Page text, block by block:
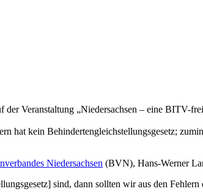
Veranstaltung „Niedersachsen – eine BITV-
hat kein Behindertengleichstellungsgesetz;
Niedersachsen (BVN), Hans-Werner